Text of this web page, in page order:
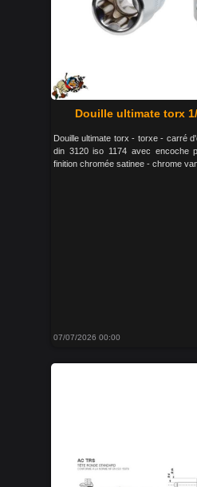
Douille ultimate torx
Douille ultimate torx - torxe - carré
din 3120 iso 1174 avec encoche
finition chromée satinee - chrome
07/07/2026 00:00